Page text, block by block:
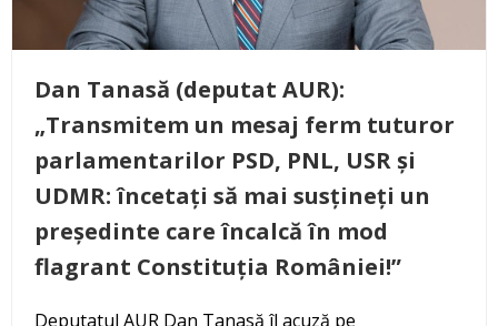
Dan Tanasă (deputat AUR):
„Transmitem un mesaj ferm tuturor
parlamentarilor PSD, PNL, USR și
UDMR: încetați să mai susțineți un
președinte care încalcă în mod
flagrant Constituția României!”
Deputatul AUR Dan Tanasă îl acuză pe